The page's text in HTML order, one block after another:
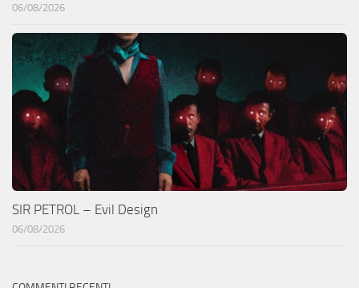
06/08/2026
SIR PETROL – Evil Design
06/08/2026